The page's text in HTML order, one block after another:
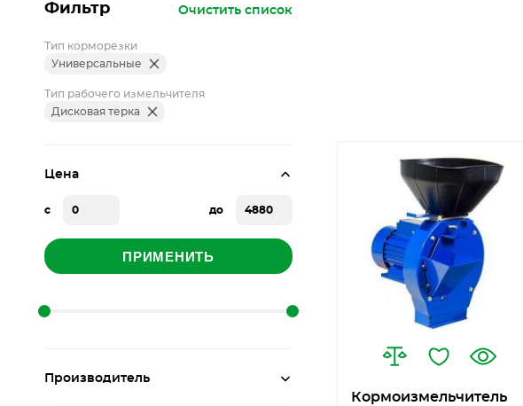
Кормоизмельчитель
Фильтр Очистить список
Тип корморезки
Универсальные
Тип рабочего измельчителя
Дисковая терка
Цена
с до
ПРИМЕНИТЬ
Производитель